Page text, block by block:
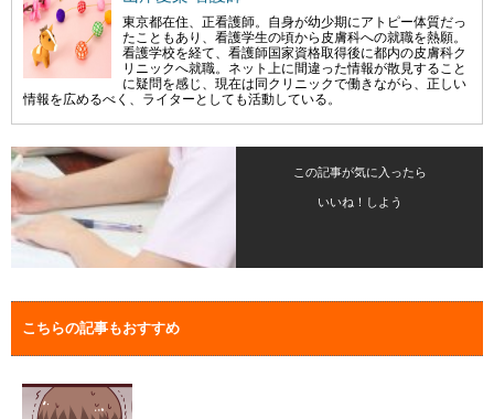
東京都在住、正看護師。自身が幼少期にアトピー体質だっ
たこともあり、看護学生の頃から皮膚科への就職を熱願。
看護学校を経て、看護師国家資格取得後に都内の皮膚科ク
リニックへ就職。ネット上に間違った情報が散見すること
に疑問を感じ、現在は同クリニックで働きながら、正しい
情報を広めるべく、ライターとしても活動している。
この記事が気に入ったら
いいね！しよう
こちらの記事もおすすめ